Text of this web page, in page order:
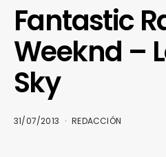
Fantastic
Weeknd –
Sky
31/07/2013 REDACCIÓN